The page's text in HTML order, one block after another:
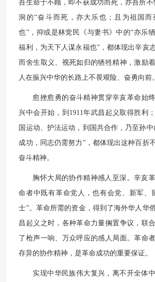
吾生命于不顾，即不获成功而死，亦吾所不
洞的“奋斗而死，亦大乐也；且为祖国
也”，抑或是林觉民《与妻书》中的“亦乐
福利，为天下人谋永福也”，都体现出辛亥
而舍生取义、视死如归的牺牲精神，激励
人在振兴中华的长路上不畏艰险、奋勇向前。
愈挫愈勇的奋斗精神贯穿辛亥革命始
兴中会开始，到1911年武昌起义取得胜利
国运动、护法运动，到国共合作，乃至孙
成功，同志仍需努力”，都体现出这种百折
奋斗精神。
胸怀大局的协作精神感人至深。辛亥
命者中既有革命党人，也有会党、新军、
士”。革命所需的资金，得到了海外华人华
昌起义之时，各种革命力量搁置争议，联
了枪声一响、万众呼应的感人局面。革命
存异的协作精神，是革命成功的重要保证。
实现中华民族伟大复兴，离不开全体